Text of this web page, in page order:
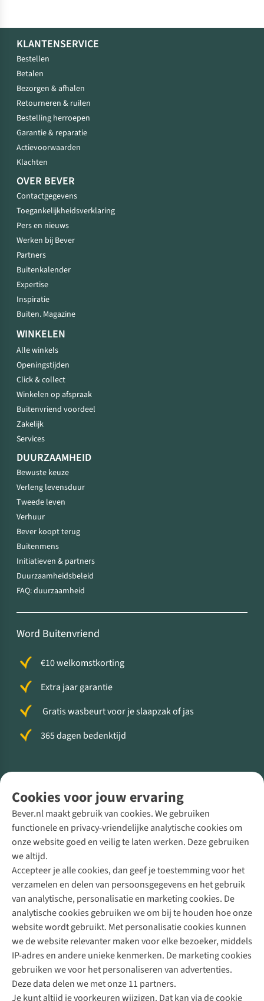
Cookies voor jouw ervaring
Bever.nl maakt gebruik van cookies. We gebruiken
functionele en privacy-vriendelijke analytische cookies om
onze website goed en veilig te laten werken. Deze gebruiken
we altijd.
Accepteer je alle cookies, dan geef je toestemming voor het
verzamelen en delen van persoonsgegevens en het gebruik
van analytische, personalisatie en marketing cookies. De
analytische cookies gebruiken we om bij te houden hoe onze
website wordt gebruikt. Met personalisatie cookies kunnen
we de website relevanter maken voor elke bezoeker, middels
IP-adres en andere unieke kenmerken. De marketing cookies
gebruiken we voor het personaliseren van advertenties.
Deze data delen we met onze 11 partners.
Je kunt altijd je voorkeuren wijzigen. Dat kan via de cookie
KLANTENSERVICE
Bestellen
Betalen
Bezorgen & afhalen
Retourneren & ruilen
Bestelling herroepen
Garantie & reparatie
Actievoorwaarden
Klachten
OVER BEVER
Contactgegevens
Toegankelijkheidsverklaring
Pers en nieuws
Werken bij Bever
Partners
Buitenkalender
Expertise
Inspiratie
Buiten. Magazine
WINKELEN
Alle winkels
Openingstijden
Click & collect
Winkelen op afspraak
Buitenvriend voordeel
Zakelijk
Services
DUURZAAMHEID
Bewuste keuze
Verleng levensduur
Tweede leven
Verhuur
Bever koopt terug
Buitenmens
Initiatieven & partners
Duurzaamheidsbeleid
FAQ: duurzaamheid
Word Buitenvriend
€10 welkomstkorting
Extra jaar garantie
Gratis wasbeurt voor je slaapzak of jas
365 dagen bedenktijd
Direct advies van een Buitenexpert
+31 (0)85 888 50 88
+31 6 12 28 49 80
Contactformulier